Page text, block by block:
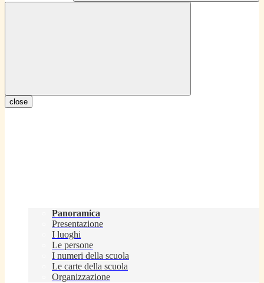
close
Panoramica
Presentazione
I luoghi
Le persone
I numeri della scuola
Le carte della scuola
Organizzazione